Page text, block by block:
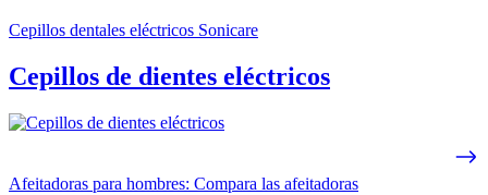
Cepillos dentales eléctricos Sonicare
Cepillos de dientes eléctricos
Afeitadoras para hombres: Compara las afeitadoras